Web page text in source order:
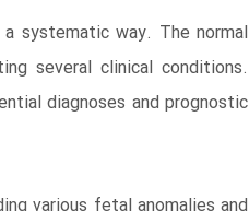
systematic way. The normal
several clinical conditions.
diagnoses and prognostic